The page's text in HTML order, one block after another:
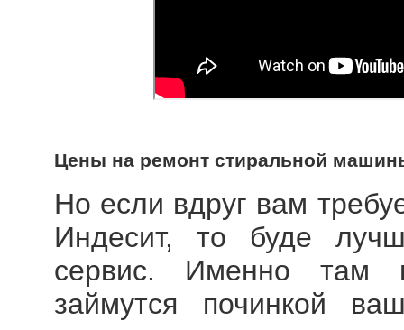
Цены на ремонт стиральной
Но если вдруг вам
Индесит, то буде
сервис. Именно там
займутся починкой